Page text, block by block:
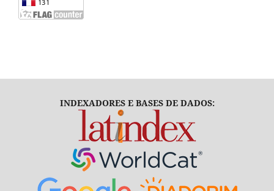
INDEXADORES E BASES DE DADOS: